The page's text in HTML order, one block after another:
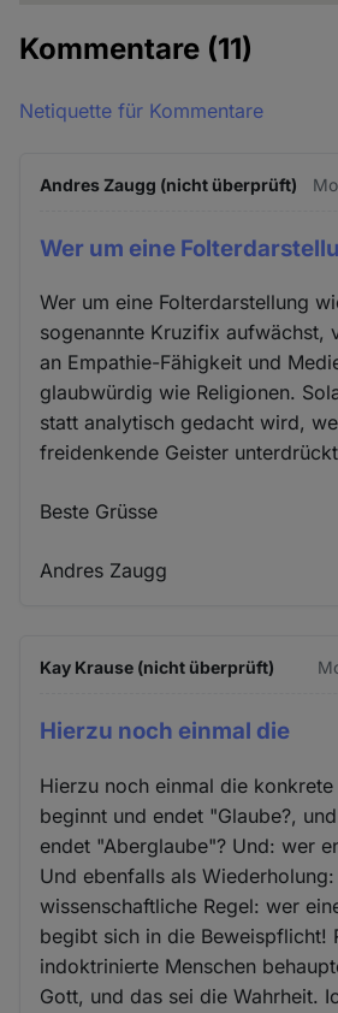
Kommentare (11)
Netiquette für Kommentare
Andres Zaugg (nicht überprüft)
Wer um eine
Wer um eine Folterdarstellung
sogenannte Kruzifix aufwächst,
an Empathie-Fähigkeit und
glaubwürdig wie Religionen.
statt analytisch gedacht wird,
freidenkende Geister
Beste Grüsse
Andres Zaugg
Kay Krause (nicht überprüft)
Hierzu noch einmal die
Hierzu noch einmal die
beginnt und endet "Glaube?,
endet "Aberglaube"? Und: wer
Und ebenfalls als
wissenschaftliche Regel: wer
begibt sich in die Beweispflicht!
indoktrinierte Menschen
Gott, und das sei die Wahrheit.